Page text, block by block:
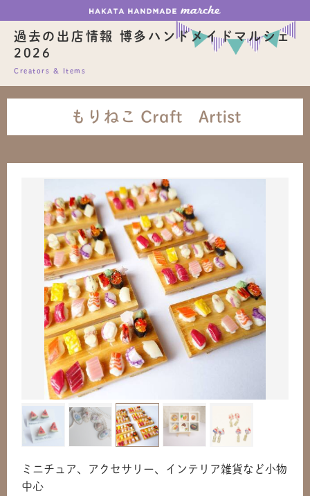
過去の出店情報 博多ハンドメイドマルシェ
2026
Creators & Items
もりねこ Craft Artist
ミニチュア、アクセサリー、インテリア雑貨など小物
中心